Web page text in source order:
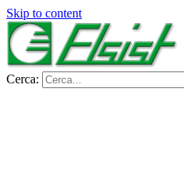
Skip to content
Cerca: